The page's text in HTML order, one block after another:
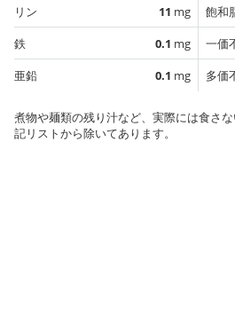
リン
11 mg
鉄
0.1 mg
亜鉛
0.1 mg
飽和
一価
多価
煮物や麺類の残り汁など、実際には食さ
記リストから除いてあります。